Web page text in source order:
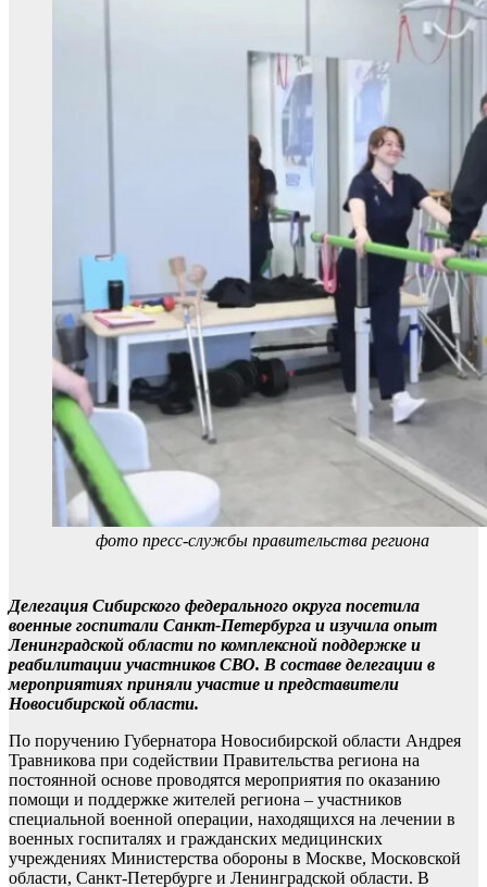
фото пресс-службы правительства региона
Делегация Сибирского федерального округа посетила
военные госпитали Санкт-Петербурга и изучила опыт
Ленинградской области по комплексной поддержке и
реабилитации участников СВО. В составе делегации в
мероприятиях приняли участие и представители
Новосибирской области.
По поручению Губернатора Новосибирской области Андрея
Травникова при содействии Правительства региона на
постоянной основе проводятся мероприятия по оказанию
помощи и поддержке жителей региона – участников
специальной военной операции, находящихся на лечении в
военных госпиталях и гражданских медицинских
учреждениях Министерства обороны в Москве, Московской
области, Санкт-Петербурге и Ленинградской области. В